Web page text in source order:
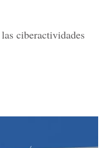
ciberactividades